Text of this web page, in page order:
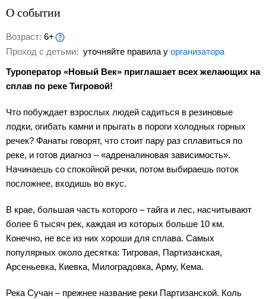
О событии
Возраст: 6+
Проход с детьми: уточняйте правила у организатора
Туроператор «Новый Век» приглашает всех желающих на
сплав по реке Тигровой!
Что побуждает взрослых людей садиться в резиновые
лодки, огибать камни и прыгать в пороги холодных горных
речек? Фанаты говорят, что стоит пару раз сплавиться по
реке, и готов диагноз – «адреналиновая зависимость».
Начинаешь со спокойной речки, потом выбираешь поток
посложнее, входишь во вкус.
В крае, большая часть которого – тайга и лес, насчитывают
более 6 тысяч рек, каждая из которых больше 10 км.
Конечно, не все из них хороши для сплава. Самых
популярных около десятка: Тигровая, Партизанская,
Арсеньевка, Киевка, Милоградовка, Арму, Кема.
Река Сучан – прежнее название реки Партизанской. Коль